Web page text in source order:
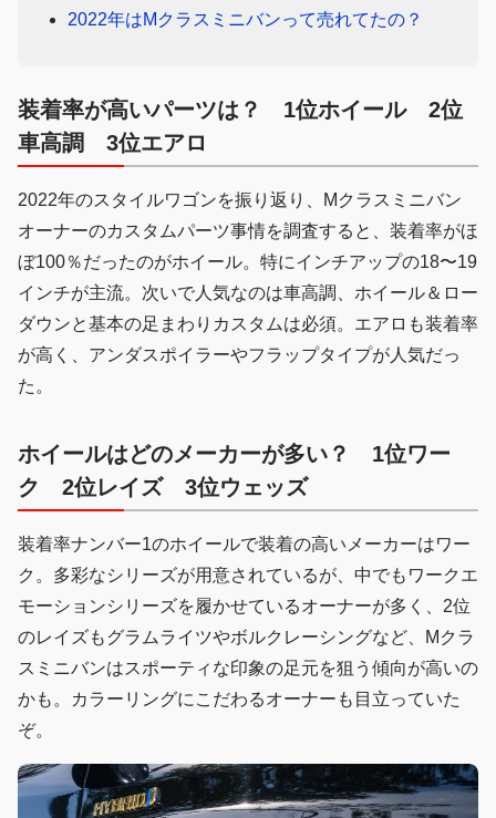
2022年はMクラスミニバンって売れてたの？
装着率が高いパーツは？ 1位ホイール 2位
車高調 3位エアロ
2022年のスタイルワゴンを振り返り、Mクラスミニバン
オーナーのカスタムパーツ事情を調査すると、装着率がほ
ぼ100％だったのがホイール。特にインチアップの18〜19
インチが主流。次いで人気なのは車高調、ホイール＆ロー
ダウンと基本の足まわりカスタムは必須。エアロも装着率
が高く、アンダスポイラーやフラップタイプが人気だっ
た。
ホイールはどのメーカーが多い？ 1位ワー
ク 2位レイズ 3位ウェッズ
装着率ナンバー1のホイールで装着の高いメーカーはワー
ク。多彩なシリーズが用意されているが、中でもワークエ
モーションシリーズを履かせているオーナーが多く、2位
のレイズもグラムライツやボルクレーシングなど、Mクラ
スミニバンはスポーティな印象の足元を狙う傾向が高いの
かも。カラーリングにこだわるオーナーも目立っていた
ぞ。